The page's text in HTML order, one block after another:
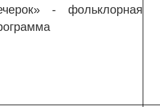
- фольклорная